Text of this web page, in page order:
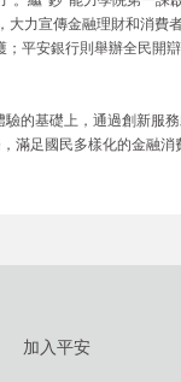
力宣傳金融理財和消費
平安銀行則舉辦全民開
的基礎上，通過創新服
滿足國民多樣化的金融消
加入平安